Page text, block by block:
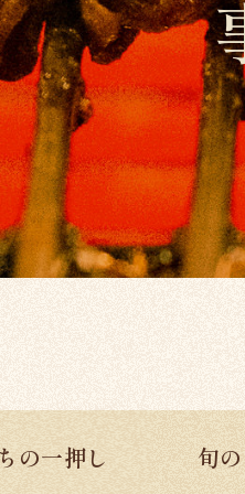
の一押し 旬